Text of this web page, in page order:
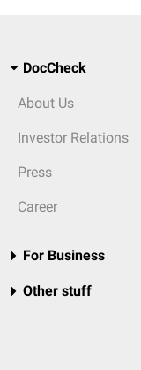
DocCheck
About Us
Investor Relations
Press
Career
For Business
Other stuff